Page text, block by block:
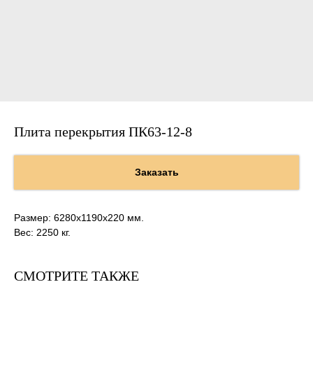
Плита перекрытия ПК63-12-8
Заказать
Размер: 6280х1190х220 мм.
Вес: 2250 кг.
СМОТРИТЕ ТАКЖЕ